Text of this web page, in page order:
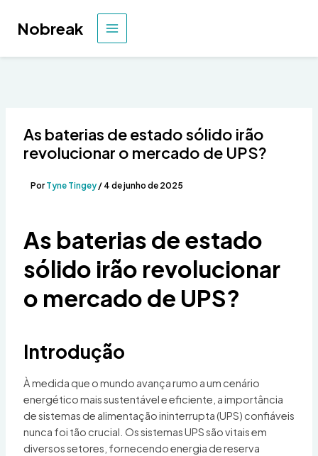
para
conteúdo
Nobreak
MENU
As baterias de estado sólido irão
revolucionar o mercado de UPS?
PorTyne Tingey / 4 de junho de 2025
As baterias de estado
sólido irão revolucionar
o mercado de UPS?
Introdução
À medida que o mundo avança rumo a um cenário
energético mais sustentável e eficiente, a importância
de sistemas de alimentação ininterrupta (UPS) confiáveis
nunca foi tão crucial. Os sistemas UPS são vitais em
diversos setores, fornecendo energia de reserva